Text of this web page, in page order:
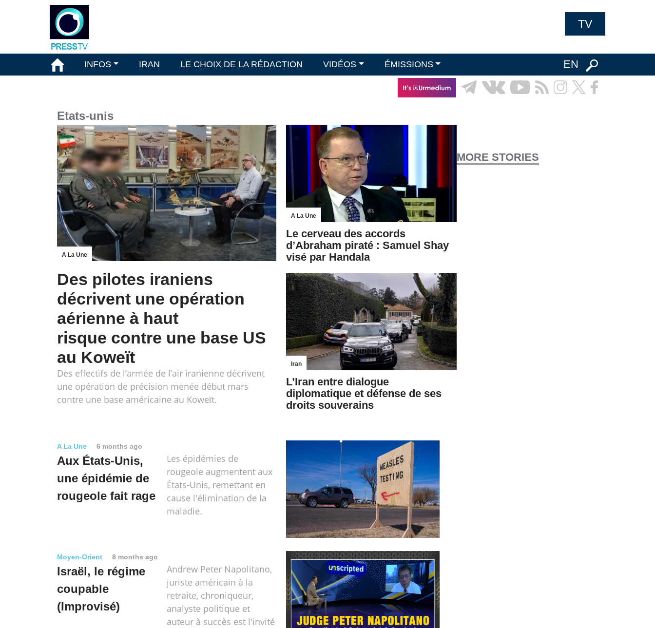
TV
INFOS IRAN LE CHOIX DE LA RÉDACTION VIDÉOS ÉMISSIONS EN
Etats-unis
A La Une
Des pilotes iraniens
décrivent une opération
aérienne à haut
risque contre une base US
au Koweït
Des effectifs de l’armée de l’air iranienne décrivent
une opération de précision menée début mars
contre une base américaine au Koweït.
A La Une
Le cerveau des accords
d’Abraham piraté : Samuel Shay
visé par Handala
Iran
L’Iran entre dialogue
diplomatique et défense de ses
droits souverains
MORE STORIES
A La Une 6 months ago
Aux États-Unis,
une épidémie de
rougeole fait rage
Les épidémies de
rougeole augmentent aux
États-Unis, remettant en
cause l'élimination de la
maladie.
Moyen-Orient 8 months ago
Israël, le régime
coupable
(Improvisé)
Andrew Peter Napolitano,
juriste américain à la
retraite, chroniqueur,
analyste politique et
auteur à succès est l'invité